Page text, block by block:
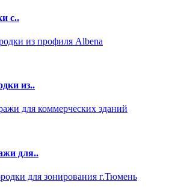
с..
из..
для..